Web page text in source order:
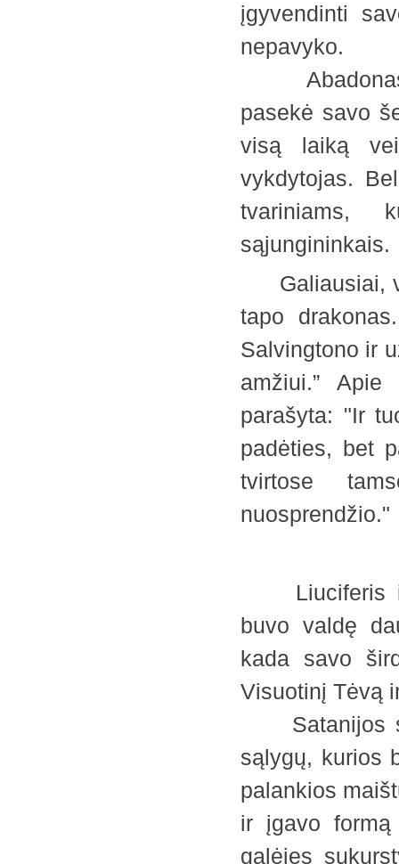
įgyvendinti
nepavyko.
Abadonas
pasekė savo
visą laiką
vykdytojas.
tvariniams,
Galiausiai,
tapo
Salvingtono ir
amžiui.” Apie
parašyta: "Ir
padėties, bet
tvirtose
Liuciferis ir
buvo valdę
kada savo
Visuotinį Tėvą
Satanijos
sąlygų, kurios
palankios
ir įgavo
galėjęs